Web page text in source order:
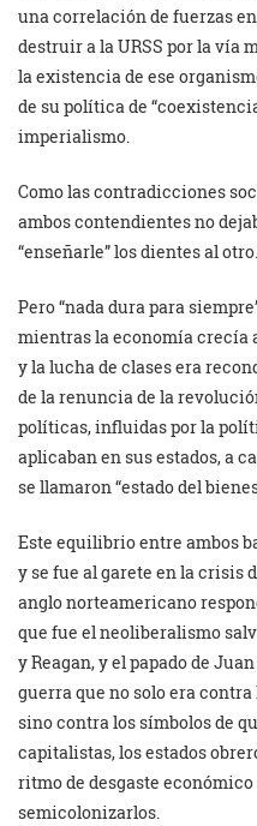
una correlación de fuerzas
destruir a la URSS por la vía
la existencia de ese
de su política de
imperialismo.
Como las contradicciones
ambos contendientes no
“enseñarle” los dientes al otro.
Pero “nada dura para
mientras la economía crecía
y la lucha de clases era
de la renuncia de la
políticas, influidas por la
aplicaban en sus estados, a
se llamaron “estado del
Este equilibrio entre ambos
y se fue al garete en la crisis
anglo norteamericano
que fue el neoliberalismo
y Reagan, y el papado de
guerra que no solo era
sino contra los símbolos de
capitalistas, los estados
ritmo de desgaste
semicolonizarlos.